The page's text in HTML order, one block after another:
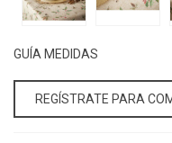
GUÍA MEDIDAS
REGÍSTRATE PARA